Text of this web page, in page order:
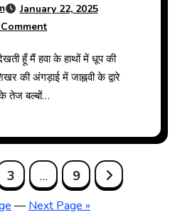
January 22, 2025
की अंगड़ाई में जाह्नवी के द्वारे
तेज बल्बों…
3 … 9
— Next Page »